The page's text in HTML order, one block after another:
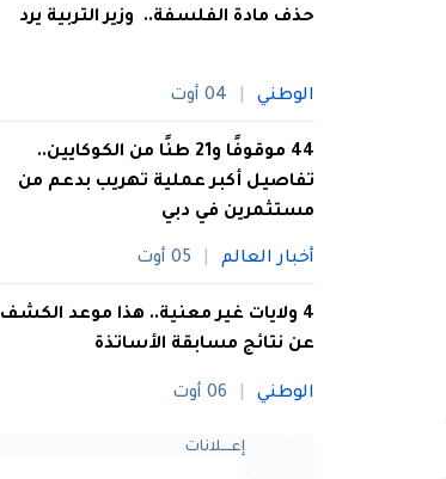
حذف مادة الفلسفة.. وزير التربية يرد
الوطني 04 أوت
44 موقوفًا و21 طنًا من الكوكايين..
تفاصيل أكبر عملية تهريب بدعم من
مستثمرين في دبي
أخبار العالم 05 أوت
4 ولايات غير معنية.. هذا موعد الكشف
عن نتائج مسابقة الأساتذة
الوطني 06 أوت
إعــــلانات